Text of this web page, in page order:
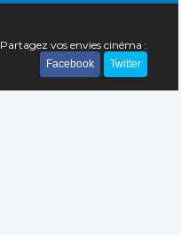
Partagez vos envies cinéma :
Facebook Twitter